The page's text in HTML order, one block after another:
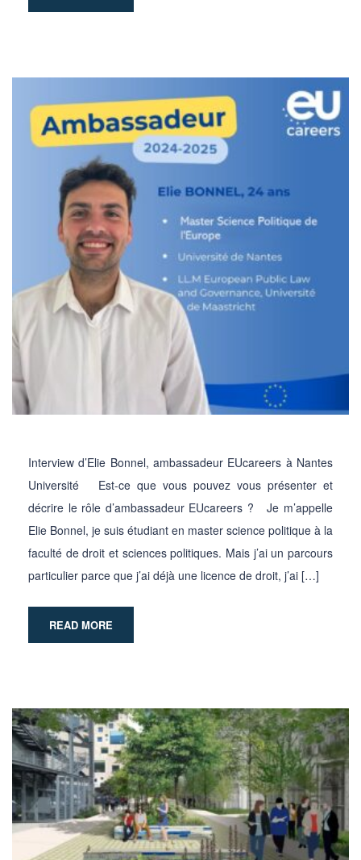
Interview d’Elie Bonnel, ambassadeur EUcareers à Nantes
Université Est-ce que vous pouvez vous présenter et
décrire le rôle d’ambassadeur EUcareers ? Je m’appelle
Elie Bonnel, je suis étudiant en master science politique à la
faculté de droit et sciences politiques. Mais j’ai un parcours
particulier parce que j’ai déjà une licence de droit, j’ai […]
READ MORE